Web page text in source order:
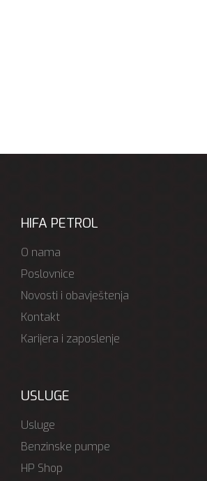
HIFA PETROL
O nama
Poslovnice
Novosti i obavještenja
Kontakt
Karijera i zaposlenje
USLUGE
Usluge
Benzinske pumpe
HP Shop